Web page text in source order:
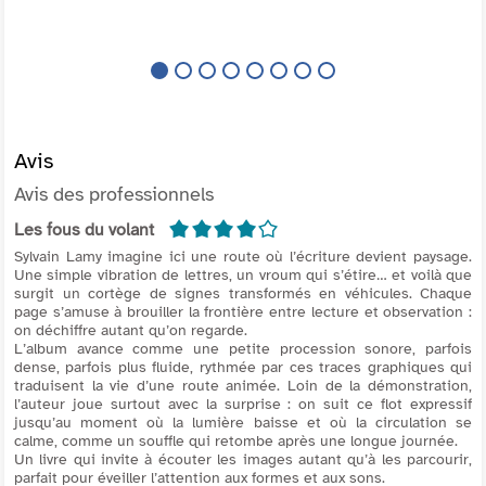
Avis
Avis des professionnels
Les fous du volant 4/5
Sylvain Lamy imagine ici une route où l’écriture devient paysage.
Une simple vibration de lettres, un vroum qui s’étire… et voilà que
surgit un cortège de signes transformés en véhicules. Chaque
page s’amuse à brouiller la frontière entre lecture et observation :
on déchiffre autant qu’on regarde.
L’album avance comme une petite procession sonore, parfois
dense, parfois plus fluide, rythmée par ces traces graphiques qui
traduisent la vie d’une route animée. Loin de la démonstration,
l’auteur joue surtout avec la surprise : on suit ce flot expressif
jusqu’au moment où la lumière baisse et où la circulation se
calme, comme un souffle qui retombe après une longue journée.
Un livre qui invite à écouter les images autant qu’à les parcourir,
parfait pour éveiller l’attention aux formes et aux sons.